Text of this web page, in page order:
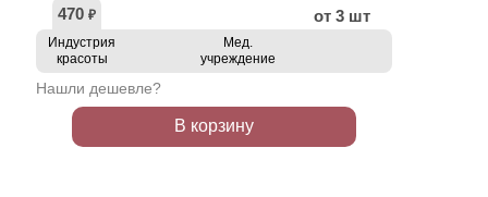
470 ₽ от 3 шт
Индустрия
красоты
Мед.
учреждение
Нашли дешевле?
В корзину